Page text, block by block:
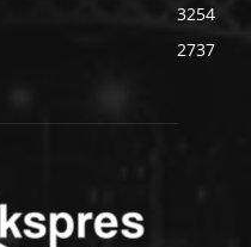
3254
2737